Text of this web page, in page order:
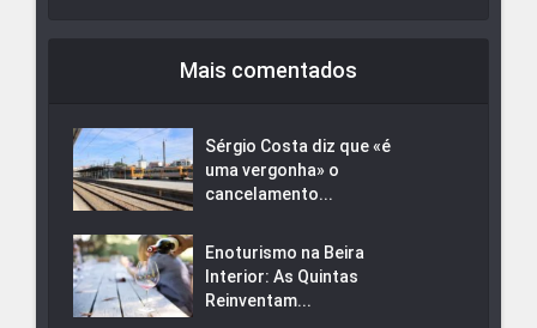
Mais comentados
Sérgio Costa diz que «é
uma vergonha» o
cancelamento...
Enoturismo na Beira
Interior: As Quintas
Reinventam...